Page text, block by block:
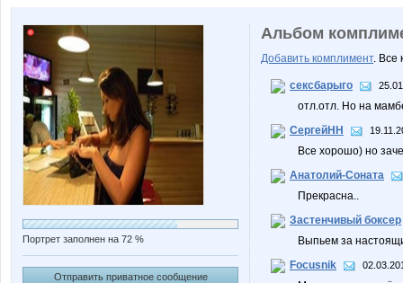
Портрет заполнен на 72 %
Отправить приватное сообщение
Альбом
Добавить комплимент. Все
сексбарыго
отл.отл. Но на
СергейНН
Все хорошо) но
Анатолий-Соната
Прекрасна..
Застенчивый боксер
Выпьем за
Focusnik